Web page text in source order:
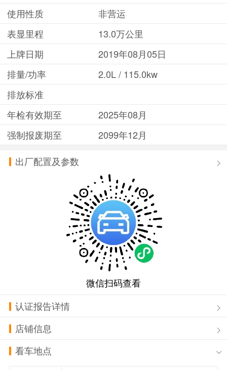
使用性质
非营运
表显里程
13.0万公里
上牌日期
2019年08月05日
排量/功率
2.0L / 115.0kw
排放标准
年检有效期至
2025年08月
强制报废期至
2099年12月
出厂配置及参数
微信扫码查看
认证报告详情
店铺信息
看车地点